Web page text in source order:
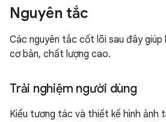
Nguyên tắc
Các nguyên tắc cốt lõi sau đây
cơ bản, chất lượng cao.
Trải nghiệm người dùng
Kiểu tương tác và thiết kế hình ảnh